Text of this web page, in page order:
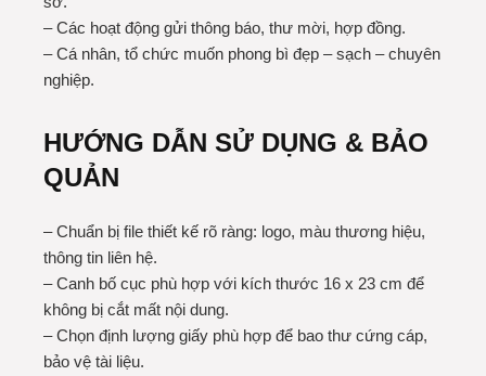
– Các hoạt động gửi thông báo, thư mời, hợp đồng.
– Cá nhân, tổ chức muốn phong bì đẹp – sạch – chuyên
nghiệp.
HƯỚNG DẪN SỬ DỤNG & BẢO
QUẢN
– Chuẩn bị file thiết kế rõ ràng: logo, màu thương hiệu,
thông tin liên hệ.
– Canh bố cục phù hợp với kích thước 16 x 23 cm để
không bị cắt mất nội dung.
– Chọn định lượng giấy phù hợp để bao thư cứng cáp,
bảo vệ tài liệu.